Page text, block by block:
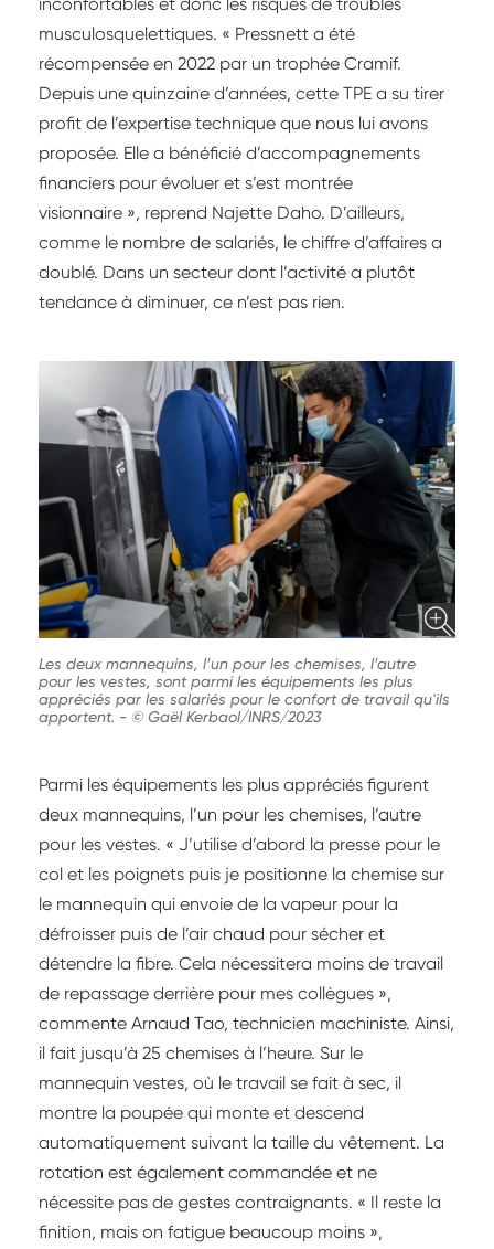
musculosquelettiques. « Pressnett a été
récompensée en 2022 par un trophée Cramif.
Depuis une quinzaine d’années, cette TPE a su tirer
profit de l’expertise technique que nous lui avons
proposée. Elle a bénéficié d’accompagnements
financiers pour évoluer et s’est montrée
visionnaire », reprend Najette Daho. D’ailleurs,
comme le nombre de salariés, le chiffre d’affaires a
doublé. Dans un secteur dont l’activité a plutôt
tendance à diminuer, ce n’est pas rien.
Les deux mannequins, l’un pour les chemises, l’autre
pour les vestes, sont parmi les équipements les plus
appréciés par les salariés pour le confort de travail qu'ils
apportent. - © Gaël Kerbaol/INRS/2023
Parmi les équipements les plus appréciés figurent
deux mannequins, l’un pour les chemises, l’autre
pour les vestes. « J’utilise d’abord la presse pour le
col et les poignets puis je positionne la chemise sur
le mannequin qui envoie de la vapeur pour la
défroisser puis de l’air chaud pour sécher et
détendre la fibre. Cela nécessitera moins de travail
de repassage derrière pour mes collègues »,
commente Arnaud Tao, technicien machiniste. Ainsi,
il fait jusqu’à 25 chemises à l’heure. Sur le
mannequin vestes, où le travail se fait à sec, il
montre la poupée qui monte et descend
automatiquement suivant la taille du vêtement. La
rotation est également commandée et ne
nécessite pas de gestes contraignants. « Il reste la
finition, mais on fatigue beaucoup moins »,